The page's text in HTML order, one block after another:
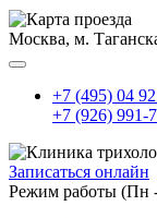
Москва, м.
+7 (495) 04
+7 (926) 991-
Записаться онлайн
Режим работы (Пн